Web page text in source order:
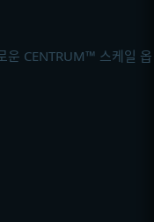
운 CENTRUM™ 스케일 옵